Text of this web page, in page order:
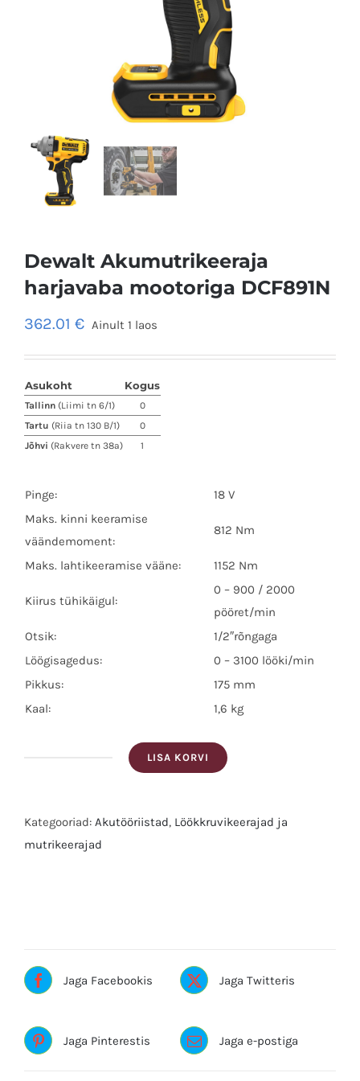
Dewalt Akumutrikeeraja
harjavaba mootoriga DCF891N
362.01 € Ainult 1 laos
Asukoht Kogus
Tallinn (Liimi tn 6/1)
0
Tartu (Riia tn 130 B/1)
0
Jõhvi (Rakvere tn 38a) 1
Pinge:
18 V
Maks. kinni keeramise
väändemoment:
812 Nm
Maks. lahtikeeramise vääne: 1152 Nm
Kiirus tühikäigul:
0 – 900 / 2000
pööret/min
Otsik:
1/2″rõngaga
Löögisagedus:
0 – 3100 lööki/min
Pikkus:
175 mm
Kaal:
1,6 kg
LISA KORVI
Kategooriad: Akutööriistad, Löökkruvikeerajad ja
mutrikeerajad
Jaga Facebookis Jaga Twitteris
Jaga Pinterestis Jaga e-postiga